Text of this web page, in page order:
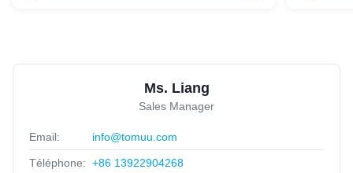
Ms. Liang
Sales Manager
Email: info@tomuu.com
Téléphone: +86 13922904268